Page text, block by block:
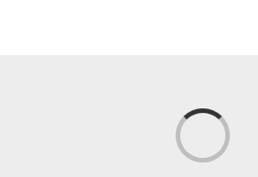
Cargando...